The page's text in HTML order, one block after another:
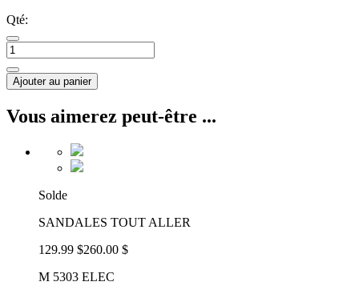
Qté:
Ajouter au panier
Vous aimerez peut-être ...
Solde
SANDALES TOUT ALLER
129.99 $260.00 $
M 5303 ELEC